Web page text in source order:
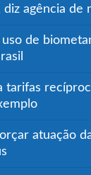
diz agência de
uso de
tarifas
atuação